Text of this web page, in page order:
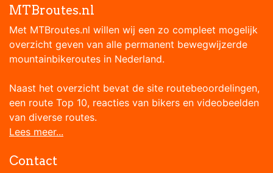
MTBroutes.nl
Met MTBroutes.nl willen wij een zo compleet mogelijk
overzicht geven van alle permanent bewegwijzerde
mountainbikeroutes in Nederland.
Naast het overzicht bevat de site routebeoordelingen,
een route Top 10, reacties van bikers en videobeelden
van diverse routes.
Lees meer...
Contact